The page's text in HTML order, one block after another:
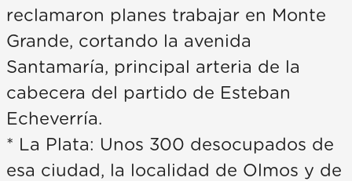
reclamaron planes trabajar en Monte
Grande, cortando la avenida
Santamaría, principal arteria de la
cabecera del partido de Esteban
Echeverría.
* La Plata: Unos 300 desocupados de
esa ciudad, la localidad de Olmos y de